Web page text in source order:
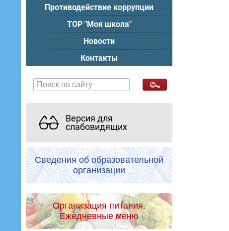
Противодействие коррупции
ТОР "Моя школа"
Новости
Контакты
Версия для
слабовидящих
Сведения об образовательной
организации
Организация питания.
Ежедневные меню